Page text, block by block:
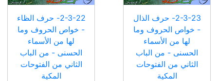
2-3-23- حرف الذال
- خواص الحروف وما
لها من الأسماء
الحسنى - من الباب
الثاني من الفتوحات
المكية
2-3-22- حرف الظاء
- خواص الحروف وما
لها من الأسماء
الحسنى - من الباب
الثاني من الفتوحات
المكية